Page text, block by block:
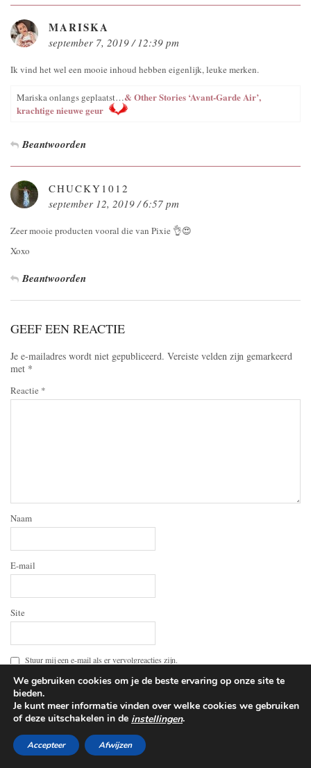
MARISKA
september 7, 2019 / 12:39 pm
Ik vind het wel een mooie inhoud hebben eigenlijk, leuke merken.
Mariska onlangs geplaatst…& Other Stories ‘Avant-Garde Air’,
krachtige nieuwe geur
Beantwoorden
CHUCKY1012
september 12, 2019 / 6:57 pm
Zeer mooie producten vooral die van Pixie 👌😍
Xoxo
Beantwoorden
GEEF EEN REACTIE
Je e-mailadres wordt niet gepubliceerd. Vereiste velden zijn gemarkeerd
met *
Reactie *
Naam
E-mail
Site
Stuur mij een e-mail als er vervolgreacties zijn.
We gebruiken cookies om je de beste ervaring op onze site te
bieden.
Je kunt meer informatie vinden over welke cookies we gebruiken
of deze uitschakelen in de instellingen.
Accepteer Afwijzen